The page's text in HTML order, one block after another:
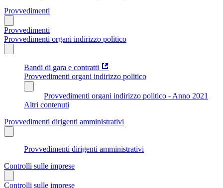
Provvedimenti
Provvedimenti
Provvedimenti organi indirizzo politico
Bandi di gara e contratti
Provvedimenti organi indirizzo politico
Provvedimenti organi indirizzo politico - Anno 2021
Altri contenuti
Provvedimenti dirigenti amministrativi
Provvedimenti dirigenti amministrativi
Controlli sulle imprese
Controlli sulle imprese